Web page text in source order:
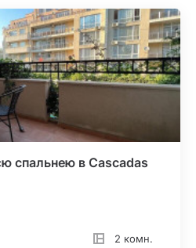
спальнею в Cascadas
2 комн.